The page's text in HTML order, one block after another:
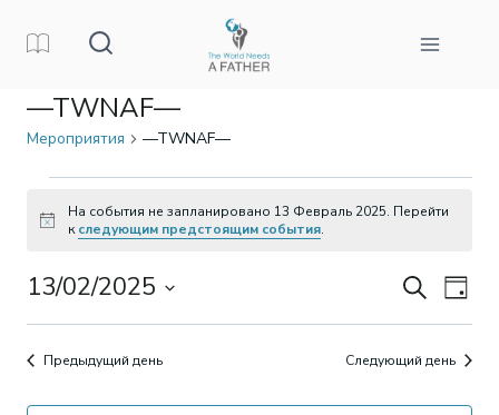
—TWNAF—
Мероприятия —TWNAF—
Мероприятия
для
13
Февраль
2025
Заметка
На события не запланировано 13 Февраль 2025. Перейти
кследующим предстоящим события.
Поиск
и
ПоискДень
13/02/2025
Выбрать
дату.Предыдущий день Следующий день